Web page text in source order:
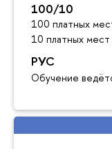
100/10
100 платных
10 платных
РУС
Обучение